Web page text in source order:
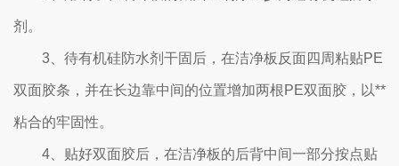
剂。
3、待有机硅防水剂干固后，在洁净板反面四周粘贴PE
双面胶条，并在长边靠中间的位置增加两根PE双面胶，以**
粘合的牢固性。
4、贴好双面胶后，在洁净板的后背中间一部分按点贴